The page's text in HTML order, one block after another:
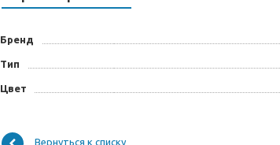
Бренд
Тип
Цвет
Вернуться к списку